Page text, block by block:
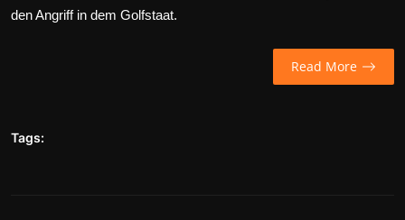
den Angriff in dem Golfstaat.
Read More
Tags: